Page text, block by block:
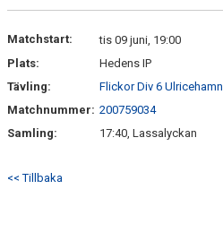
Matchstart:
tis 09 juni, 19:00
Plats:
Hedens IP
Tävling:
Flickor Div 6 Ulricehamn
Matchnummer: 200759034
Samling:
17:40, Lassalyckan
<< Tillbaka